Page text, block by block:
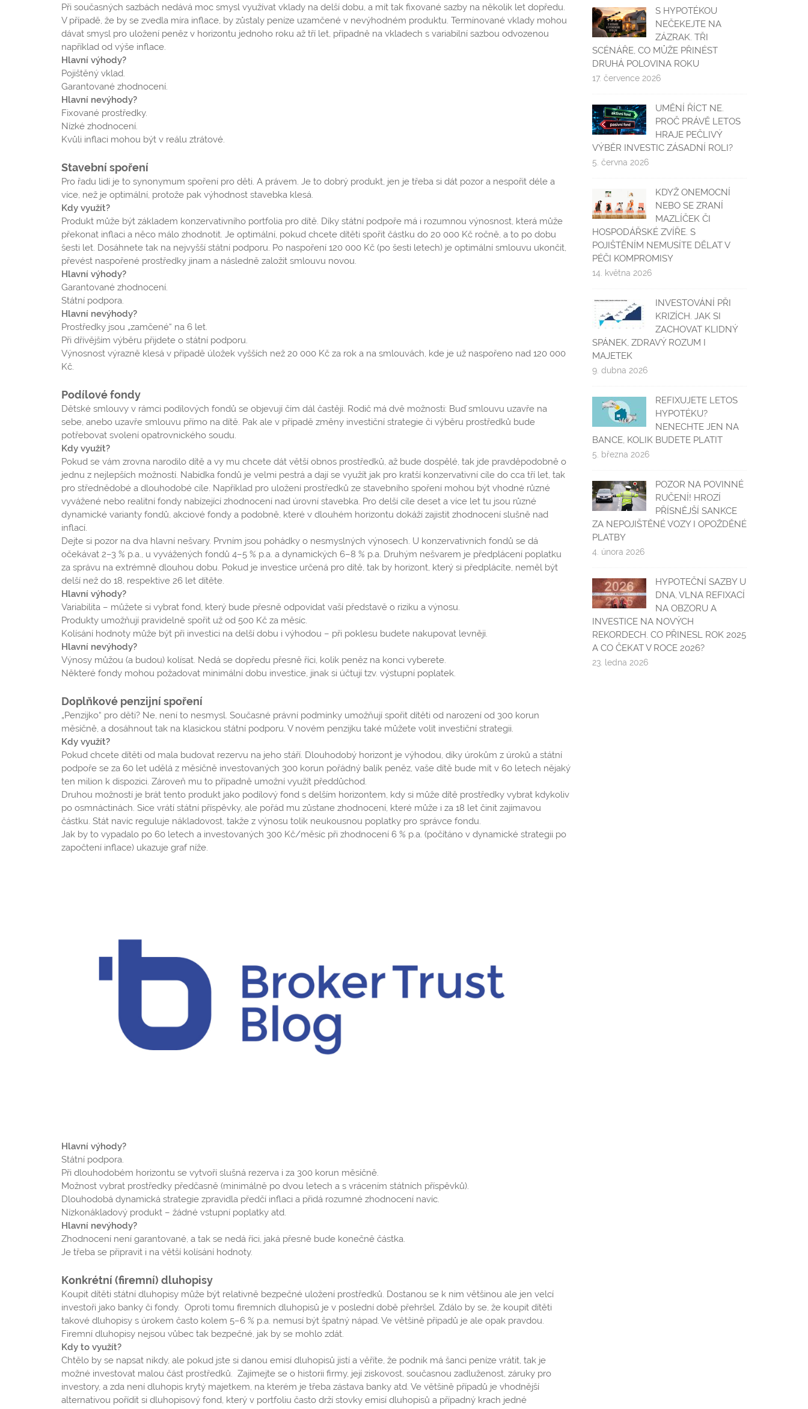
Při současných sazbách nedává moc smysl využívat vklady na delší dobu, a mít tak fixované sazby na několik let dopředu.
V případě, že by se zvedla míra inflace, by zůstaly peníze uzamčené v nevýhodném produktu. Termínované vklady mohou
dávat smysl pro uložení peněz v horizontu jednoho roku až tří let, případně na vkladech s variabilní sazbou odvozenou
například od výše inflace.
Hlavní výhody?
Pojištěný vklad.
Garantované zhodnocení.
Hlavní nevýhody?
Fixované prostředky.
Nízké zhodnocení.
Kvůli inflaci mohou být v reálu ztrátové.
Stavební spoření
Pro řadu lidí je to synonymum spoření pro děti. A právem. Je to dobrý produkt, jen je třeba si dát pozor a nespořit déle a
více, než je optimální, protože pak výhodnost stavebka klesá.
Kdy využít?
Produkt může být základem konzervativního portfolia pro dítě. Díky státní podpoře má i rozumnou výnosnost, která může
překonat inflaci a něco málo zhodnotit. Je optimální, pokud chcete dítěti spořit částku do 20 000 Kč ročně, a to po dobu
šesti let. Dosáhnete tak na nejvyšší státní podporu. Po naspoření 120 000 Kč (po šesti letech) je optimální smlouvu ukončit,
převést naspořené prostředky jinam a následně založit smlouvu novou.
Hlavní výhody?
Garantované zhodnocení.
Státní podpora.
Hlavní nevýhody?
Prostředky jsou „zamčené“ na 6 let.
Při dřívějším výběru přijdete o státní podporu.
Výnosnost výrazně klesá v případě úložek vyšších než 20 000 Kč za rok a na smlouvách, kde je už naspořeno nad 120 000
Kč.
Podílové fondy
Dětské smlouvy v rámci podílových fondů se objevují čím dál častěji. Rodič má dvě možnosti: Buď smlouvu uzavře na
sebe, anebo uzavře smlouvu přímo na dítě. Pak ale v případě změny investiční strategie či výběru prostředků bude
potřebovat svolení opatrovnického soudu.
Kdy využít?
Pokud se vám zrovna narodilo dítě a vy mu chcete dát větší obnos prostředků, až bude dospělé, tak jde pravděpodobně o
jednu z nejlepších možností. Nabídka fondů je velmi pestrá a dají se využít jak pro kratší konzervativní cíle do cca tří let, tak
pro střednědobé a dlouhodobé cíle. Například pro uložení prostředků ze stavebního spoření mohou být vhodné různé
vyvážené nebo realitní fondy nabízející zhodnocení nad úrovní stavebka. Pro delší cíle deset a více let tu jsou různé
dynamické varianty fondů, akciové fondy a podobně, které v dlouhém horizontu dokáží zajistit zhodnocení slušně nad
inflací.
Dejte si pozor na dva hlavní nešvary. Prvním jsou pohádky o nesmyslných výnosech. U konzervativních fondů se dá
očekávat 2–3 % p.a., u vyvážených fondů 4–5 % p.a. a dynamických 6–8 % p.a. Druhým nešvarem je předplácení poplatku
za správu na extrémně dlouhou dobu. Pokud je investice určená pro dítě, tak by horizont, který si předplácíte, neměl být
delší než do 18, respektive 26 let dítěte.
Hlavní výhody?
Variabilita – můžete si vybrat fond, který bude přesně odpovídat vaší představě o riziku a výnosu.
Produkty umožňují pravidelně spořit už od 500 Kč za měsíc.
Kolísání hodnoty může být při investici na delší dobu i výhodou – při poklesu budete nakupovat levněji.
Hlavní nevýhody?
Výnosy můžou (a budou) kolísat. Nedá se dopředu přesně říci, kolik peněz na konci vyberete.
Některé fondy mohou požadovat minimální dobu investice, jinak si účtují tzv. výstupní poplatek.
Doplňkové penzijní spoření
„Penzijko“ pro děti? Ne, není to nesmysl. Současné právní podmínky umožňují spořit dítěti od narození od 300 korun
měsíčně, a dosáhnout tak na klasickou státní podporu. V novém penzijku také můžete volit investiční strategii.
Kdy využít?
Pokud chcete dítěti od mala budovat rezervu na jeho stáří. Dlouhodobý horizont je výhodou, díky úrokům z úroků a státní
podpoře se za 60 let udělá z měsíčně investovaných 300 korun pořádný balík peněz, vaše dítě bude mít v 60 letech nějaký
ten milion k dispozici. Zároveň mu to případně umožní využít předdůchod.
Druhou možností je brát tento produkt jako podílový fond s delším horizontem, kdy si může dítě prostředky vybrat kdykoliv
po osmnáctinách. Sice vrátí státní příspěvky, ale pořád mu zůstane zhodnocení, které může i za 18 let činit zajímavou
částku. Stát navíc reguluje nákladovost, takže z výnosu tolik neukousnou poplatky pro správce fondu.
Jak by to vypadalo po 60 letech a investovaných 300 Kč/měsíc při zhodnocení 6 % p.a. (počítáno v dynamické strategii po
započtení inflace) ukazuje graf níže.
Hlavní výhody?
Státní podpora.
Při dlouhodobém horizontu se vytvoří slušná rezerva i za 300 korun měsíčně.
Možnost vybrat prostředky předčasně (minimálně po dvou letech a s vrácením státních příspěvků).
Dlouhodobá dynamická strategie zpravidla předčí inflaci a přidá rozumné zhodnocení navíc.
Nízkonákladový produkt – žádné vstupní poplatky atd.
Hlavní nevýhody?
Zhodnocení není garantované, a tak se nedá říci, jaká přesně bude konečně částka.
Je třeba se připravit i na větší kolísání hodnoty.
Konkrétní (firemní) dluhopisy
Koupit dítěti státní dluhopisy může být relativně bezpečné uložení prostředků. Dostanou se k nim většinou ale jen velcí
investoři jako banky či fondy. Oproti tomu firemních dluhopisů je v poslední době přehršel. Zdálo by se, že koupit dítěti
takové dluhopisy s úrokem často kolem 5–6 % p.a. nemusí být špatný nápad. Ve většině případů je ale opak pravdou.
Firemní dluhopisy nejsou vůbec tak bezpečné, jak by se mohlo zdát.
Kdy to využít?
Chtělo by se napsat nikdy, ale pokud jste si danou emisí dluhopisů jistí a věříte, že podnik má šanci peníze vrátit, tak je
možné investovat malou část prostředků. Zajímejte se o historii firmy, její ziskovost, současnou zadluženost, záruky pro
investory, a zda není dluhopis krytý majetkem, na kterém je třeba zástava banky atd. Ve většině případů je vhodnější
alternativou pořídit si dluhopisový fond, který v portfoliu často drží stovky emisí dluhopisů a případný krach jedné
S HYPOTÉKOU
NEČEKEJTE NA
ZÁZRAK. TŘI
SCÉNÁŘE, CO MŮŽE PŘINÉST
DRUHÁ POLOVINA ROKU
17. července 2026
UMĚNÍ ŘÍCT NE.
PROČ PRÁVĚ LETOS
HRAJE PEČLIVÝ
VÝBĚR INVESTIC ZÁSADNÍ ROLI?
5. června 2026
KDYŽ ONEMOCNÍ
NEBO SE ZRANÍ
MAZLÍČEK ČI
HOSPODÁŘSKÉ ZVÍŘE. S
POJIŠTĚNÍM NEMUSÍTE DĚLAT V
PÉČI KOMPROMISY
14. května 2026
INVESTOVÁNÍ PŘI
KRIZÍCH. JAK SI
ZACHOVAT KLIDNÝ
SPÁNEK, ZDRAVÝ ROZUM I
MAJETEK
9. dubna 2026
REFIXUJETE LETOS
HYPOTÉKU?
NENECHTE JEN NA
BANCE, KOLIK BUDETE PLATIT
5. března 2026
POZOR NA POVINNÉ
RUČENÍ! HROZÍ
PŘÍSNĚJŠÍ SANKCE
ZA NEPOJIŠTĚNÉ VOZY I OPOŽDĚNÉ
PLATBY
4. února 2026
HYPOTEČNÍ SAZBY U
DNA, VLNA REFIXACÍ
NA OBZORU A
INVESTICE NA NOVÝCH
REKORDECH. CO PŘINESL ROK 2025
A CO ČEKAT V ROCE 2026?
23. ledna 2026